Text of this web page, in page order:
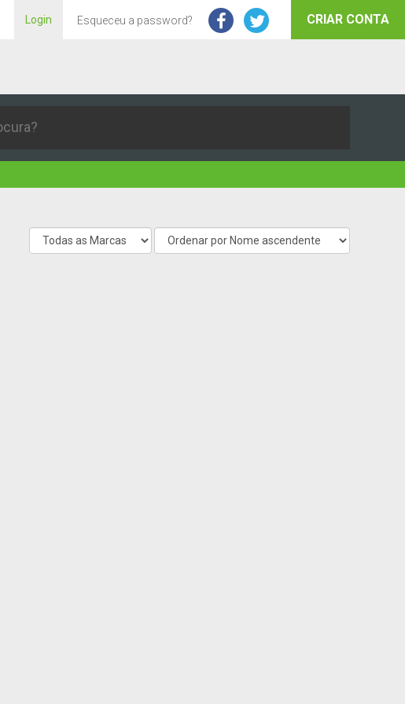
CRIAR CONTA
Login Esqueceu a password?